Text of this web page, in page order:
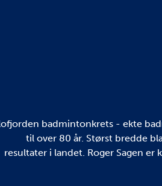
badmintonkrets - ekte
til over 80 år. Størst bredde
resultater i landet. Roger Sagen er